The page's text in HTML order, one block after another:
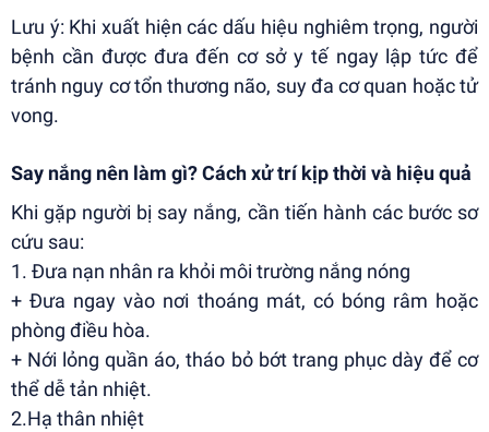
Lưu ý: Khi xuất hiện các dấu hiệu nghiêm trọng, người
bệnh cần được đưa đến cơ sở y tế ngay lập tức để
tránh nguy cơ tổn thương não, suy đa cơ quan hoặc tử
vong.
Say nắng nên làm gì? Cách xử trí kịp thời và hiệu quả
Khi gặp người bị say nắng, cần tiến hành các bước sơ
cứu sau:
1. Đưa nạn nhân ra khỏi môi trường nắng nóng
+ Đưa ngay vào nơi thoáng mát, có bóng râm hoặc
phòng điều hòa.
+ Nới lỏng quần áo, tháo bỏ bớt trang phục dày để cơ
thể dễ tản nhiệt.
2.Hạ thân nhiệt